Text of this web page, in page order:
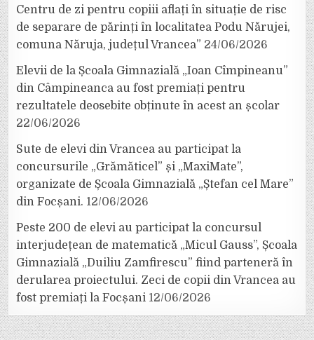
Centru de zi pentru copiii aflați în situație de risc
de separare de părinți în localitatea Podu Nărujei,
comuna Năruja, județul Vrancea” 24/06/2026
Elevii de la Școala Gimnazială „Ioan Cîmpineanu”
din Câmpineanca au fost premiați pentru
rezultatele deosebite obținute în acest an școlar
22/06/2026
Sute de elevi din Vrancea au participat la
concursurile „Grămăticel” și „MaxiMate”,
organizate de Școala Gimnazială „Ștefan cel Mare”
din Focșani. 12/06/2026
Peste 200 de elevi au participat la concursul
interjudețean de matematică „Micul Gauss”, Școala
Gimnazială „Duiliu Zamfirescu” fiind parteneră în
derularea proiectului. Zeci de copii din Vrancea au
fost premiați la Focșani 12/06/2026